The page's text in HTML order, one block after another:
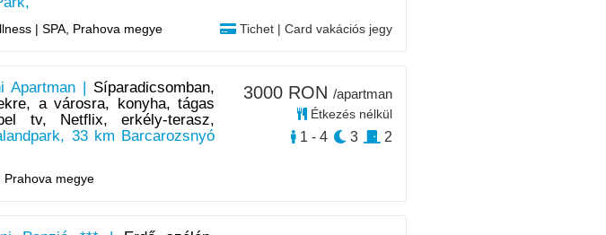
| SPA, Prahova megye Tichet | Card vakációs jegy
Apartman | Síparadicsomban,
a városra, konyha, tágas
tv, Netflix, erkély-terasz,
33 km Barcarozsnyó
Prahova megye
3000 RON /apartman
Étkezés nélkül
1 - 4 3 2